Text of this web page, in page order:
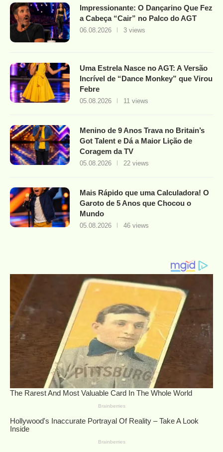
Impressionante: O Dançarino Que Fez
a Cabeça “Cair” no Palco do AGT
06.08.2026 3 views
Uma Estrela Nasce no AGT: A Versão
Incrível de “Dance Monkey” que Virou
Febre
05.08.2026 11 views
Menino de 9 Anos Trava no Britain’s
Got Talent e Dá a Maior Lição de
Coragem da TV
05.08.2026 22 views
Mais Rápido que uma Calculadora! O
Garoto de 5 Anos que Chocou o
Mundo
05.08.2026 46 views